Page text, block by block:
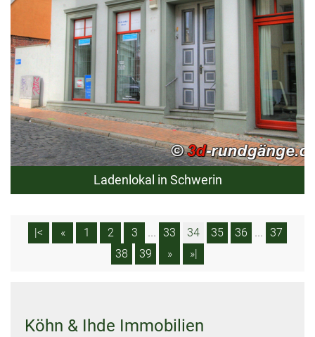
Ladenlokal in Schwerin
|< « 1 2 3 ... 33 34 35 36 ... 37
38
39 » »|
Köhn & Ihde Immobilien